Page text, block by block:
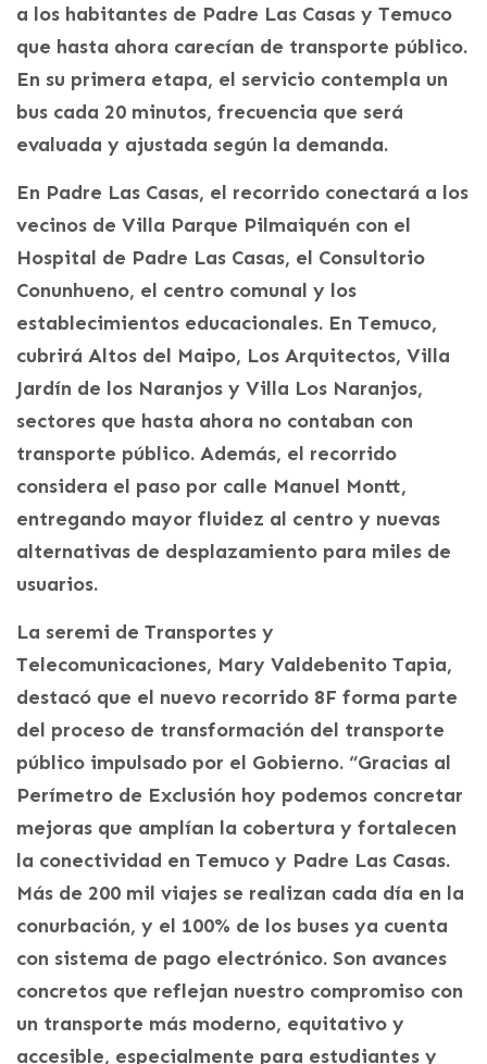
a los habitantes de Padre Las Casas y Temuco
que hasta ahora carecían de transporte público.
En su primera etapa, el servicio contempla un
bus cada 20 minutos, frecuencia que será
evaluada y ajustada según la demanda.
En Padre Las Casas, el recorrido conectará a los
vecinos de Villa Parque Pilmaiquén con el
Hospital de Padre Las Casas, el Consultorio
Conunhueno, el centro comunal y los
establecimientos educacionales. En Temuco,
cubrirá Altos del Maipo, Los Arquitectos, Villa
Jardín de los Naranjos y Villa Los Naranjos,
sectores que hasta ahora no contaban con
transporte público. Además, el recorrido
considera el paso por calle Manuel Montt,
entregando mayor fluidez al centro y nuevas
alternativas de desplazamiento para miles de
usuarios.
La seremi de Transportes y
Telecomunicaciones, Mary Valdebenito Tapia,
destacó que el nuevo recorrido 8F forma parte
del proceso de transformación del transporte
público impulsado por el Gobierno. “Gracias al
Perímetro de Exclusión hoy podemos concretar
mejoras que amplían la cobertura y fortalecen
la conectividad en Temuco y Padre Las Casas.
Más de 200 mil viajes se realizan cada día en la
conurbación, y el 100% de los buses ya cuenta
con sistema de pago electrónico. Son avances
concretos que reflejan nuestro compromiso con
un transporte más moderno, equitativo y
accesible, especialmente para estudiantes y